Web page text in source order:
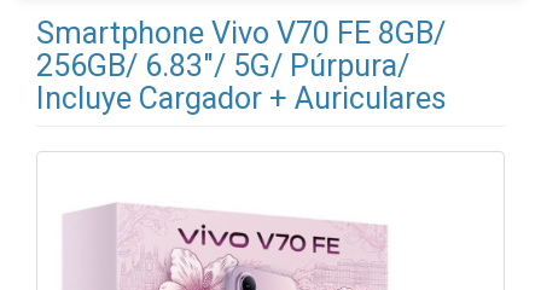
Smartphone Vivo V70 FE 8GB/
256GB/ 6.83"/ 5G/ Púrpura/
Incluye Cargador + Auriculares